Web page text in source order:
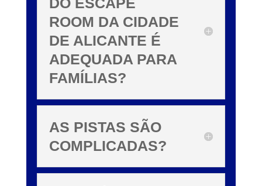
ROOM DA CIDADE
DE ALICANTE É
ADEQUADA PARA
FAMÍLIAS?
AS PISTAS SÃO
COMPLICADAS?